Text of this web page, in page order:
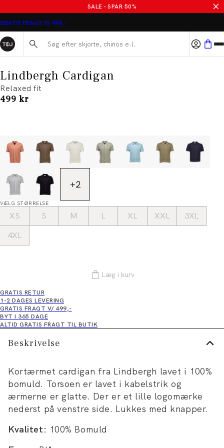
SALE - SPAR 50%
GRATIS FRAGT V/ 499,-
Søg her...
Lindbergh Cardigan
Relaxed fit
I alt (inkl. rabat)
499 kr
+2
VÆLG STØRRELSE
XS S M L XL XXL
3XL
4XL
Læg i kurv
GRATIS RETUR
1-2 DAGES LEVERING
GRATIS FRAGT V/ 499,-
BYT I 365 DAGE
ALTID GRATIS FRAGT TIL BUTIK
Beskrivelse
Kortærmet cardigan fra Lindbergh lavet i 100%
bomuld. Torsoen er lavet i kabelstrik og
ærmerne er glatte. Der er et lille logomærke
nederst på venstre side. Lukkes med knapper.
Kvalitet: 100% Bomuld